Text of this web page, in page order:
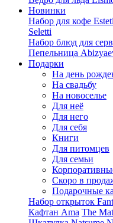
Новинки
Набор для кофе
Seletti
Набор блюд для
Пепельница
Подарки
На день
На свадьбу
На новоселье
Для неё
Для него
Для себя
Книги
Для питомцев
Для семьи
Скоро в
Подарочные
Набор открыток
Кафтан Ama The